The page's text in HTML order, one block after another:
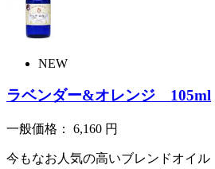
NEW
ラベンダー&オレンジ 105ml
一般価格： 6,160 円
今もなお人気の高いブレンドオイル